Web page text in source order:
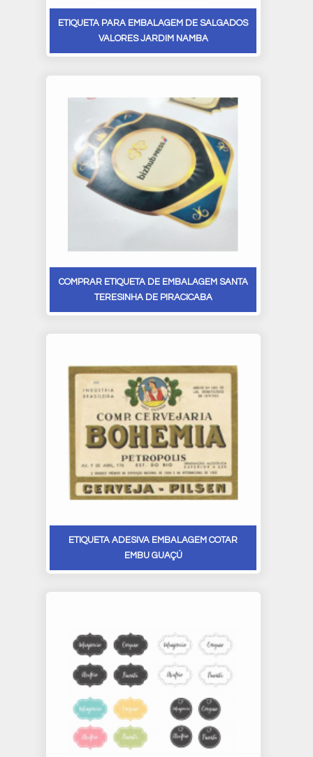
ETIQUETA PARA EMBALAGEM DE SALGADOS
VALORES JARDIM NAMBA
COMPRAR ETIQUETA DE EMBALAGEM SANTA
TERESINHA DE PIRACICABA
ETIQUETA ADESIVA EMBALAGEM COTAR
EMBU GUAÇÚ